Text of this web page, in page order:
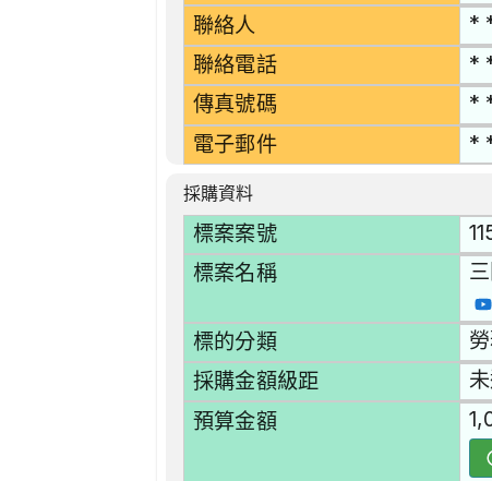
聯絡人 *
聯絡電話 *
傳真號碼 *
電子郵件 *
採購資料
標案案號
標案名稱
標的分類
採購金額級距
預算金額